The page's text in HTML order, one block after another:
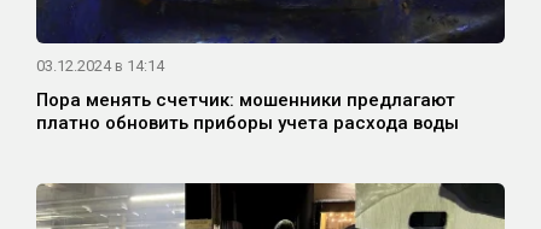
03.12.2024 в 14:14
Пора менять счетчик: мошенники предлагают
платно обновить приборы учета расхода воды